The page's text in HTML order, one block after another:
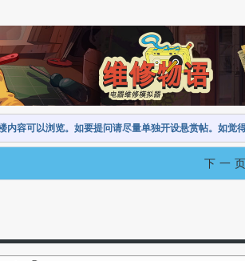
内容可以浏览。如要提问请尽量单独开设悬赏帖。如觉
下一